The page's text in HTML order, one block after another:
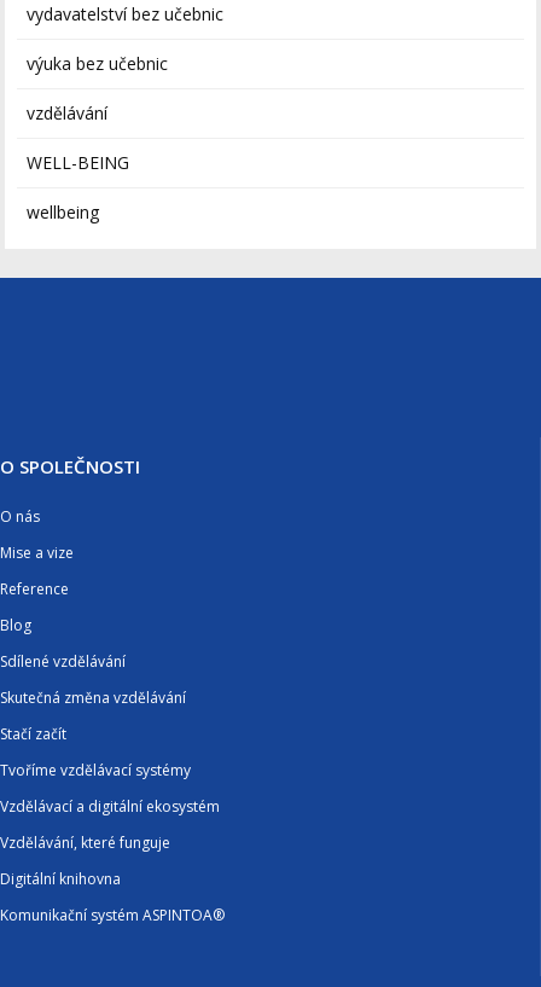
vydavatelství bez učebnic
výuka bez učebnic
vzdělávání
WELL-BEING
wellbeing
O SPOLEČNOSTI
O nás
Mise a vize
Reference
Blog
Sdílené vzdělávání
Skutečná změna vzdělávání
Stačí začít
Tvoříme vzdělávací systémy
Vzdělávací a digitální ekosystém
Vzdělávání, které funguje
Digitální knihovna
Komunikační systém ASPINTOA®